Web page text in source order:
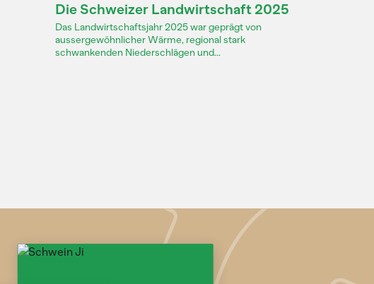
Die Schweizer Landwirtschaft 2025
Das Landwirtschaftsjahr 2025 war geprägt von
aussergewöhnlicher Wärme, regional stark
schwankenden Niederschlägen und...